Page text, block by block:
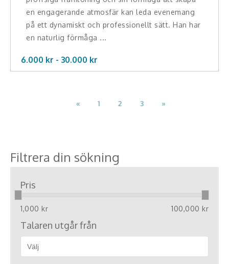
en engagerande atmosfär kan leda evenemang
på ett dynamiskt och professionellt sätt. Han har
en naturlig förmåga ...
6.000 kr - 30.000 kr
« 1 2 3 »
Filtrera din sökning
Pris
1,000 kr 100,000 kr
Talaren utgår från